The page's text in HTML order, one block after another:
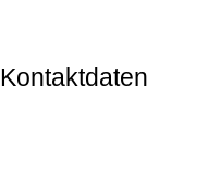
Kontaktdaten